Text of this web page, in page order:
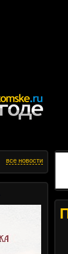
все новости